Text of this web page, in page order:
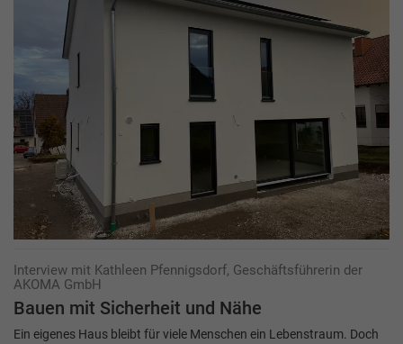
Interview mit Kathleen Pfennigsdorf, Geschäftsführerin der
AKOMA GmbH
Bauen mit Sicherheit und Nähe
Ein eigenes Haus bleibt für viele Menschen ein Lebenstraum. Doch